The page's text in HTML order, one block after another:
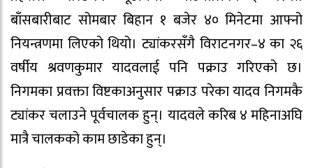
बाँसबारीबाट सोमबार बिहान १ बजेर ४० मिनेटमा आफ्नो
नियन्त्रणमा लिएको थियो। ट्यांकरसँगै विराटनगर–४ का २६
वर्षीय श्रवणकुमार यादवलाई पनि पक्राउ गरिएको छ।
निगमका प्रवक्ता विष्टकाअनुसार पक्राउ परेका यादव निगमकै
ट्यांकर चलाउने पूर्वचालक हुन्। यादवले करिब ४ महिनाअघि
मात्रै चालकको काम छाडेका हुन्।